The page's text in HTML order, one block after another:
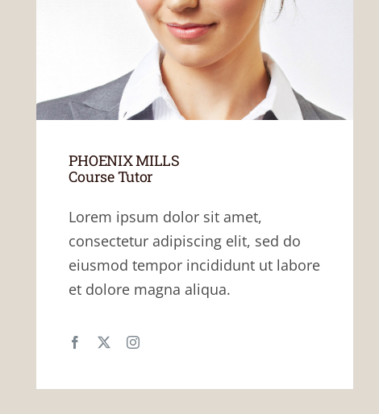
PHOENIX MILLS
Course Tutor
Lorem ipsum dolor sit amet,
consectetur adipiscing elit, sed do
eiusmod tempor incididunt ut labore
et dolore magna aliqua.